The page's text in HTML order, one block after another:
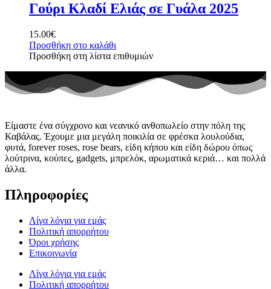
Γούρι Κλαδί Ελιάς σε Γυάλα 2025
15.00€
Προσθήκη στο καλάθι
Προσθήκη στη λίστα επιθυμιών
Είμαστε ένα σύγχρονο και νεανικό ανθοπωλείο στην πόλη της
Καβάλας. Έχουμε μια μεγάλη ποικιλία σε φρέσκα λουλούδια,
φυτά, forever roses, rose bears, είδη κήπου και είδη δώρου όπως
λούτρινα, κούπες, gadgets, μπρελόκ, αρωματικά κεριά… και πολλά
άλλα.
Πληροφορίες
Λίγα λόγια για εμάς
Πολιτική απορρήτου
Όροι χρήσης
Επικοινωνία
Λίγα λόγια για εμάς
Πολιτική απορρήτου